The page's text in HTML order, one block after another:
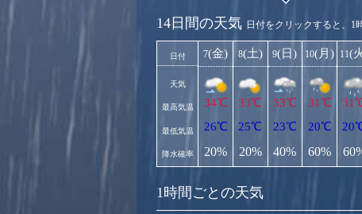
14日間の天気 日付をクリックすると、1
日付
天気
最高気温
最低気温
降水確率
7(金)
34℃
26℃
20%
8(土)
33℃
25℃
20%
9(日)
33℃
23℃
40%
10(月)
31℃
20℃
60%
11(
1時間ごとの天気